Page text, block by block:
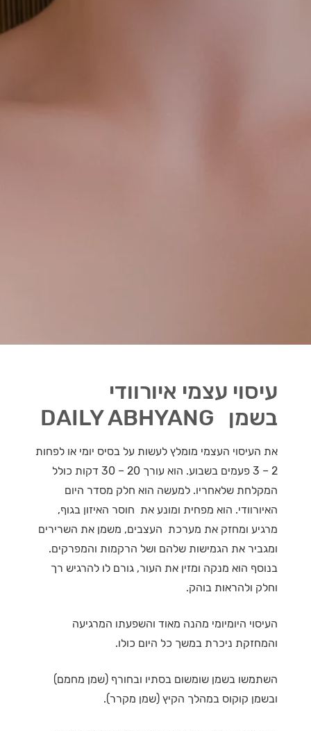
עיסוי עצמי איורוודי
בשמן DAILY ABHYANG
את העיסוי העצמי מומלץ לעשות על בסיס יומי או לפחות
2 – 3 פעמים בשבוע. הוא עורך 20 – 30 דקות כולל
המקלחת שלאחריו. למעשה הוא חלק מסדר היום
האיורוודי. הוא מפחית ומונע את חוסר האיזון בגוף,
מרגיע ומחזק את מערכת העצבים, משמן את השרירים
ומגביר את הגמישות שלהם ושל הרקמות והמפרקים.
בנוסף הוא מנקה ומזין את העור, גורם לו להרגיש רך
וחלק ולהראות בוהק.
העיסוי היומיומי מהנה מאוד והשפעתו המרגיעה
והמחזקת ניכרת במשך כל היום כולו.
השתמשו בשמן שומשום בסתיו ובחורף (שמן מחמם)
ובשמן קוקוס במהלך הקיץ (שמן מקרר).